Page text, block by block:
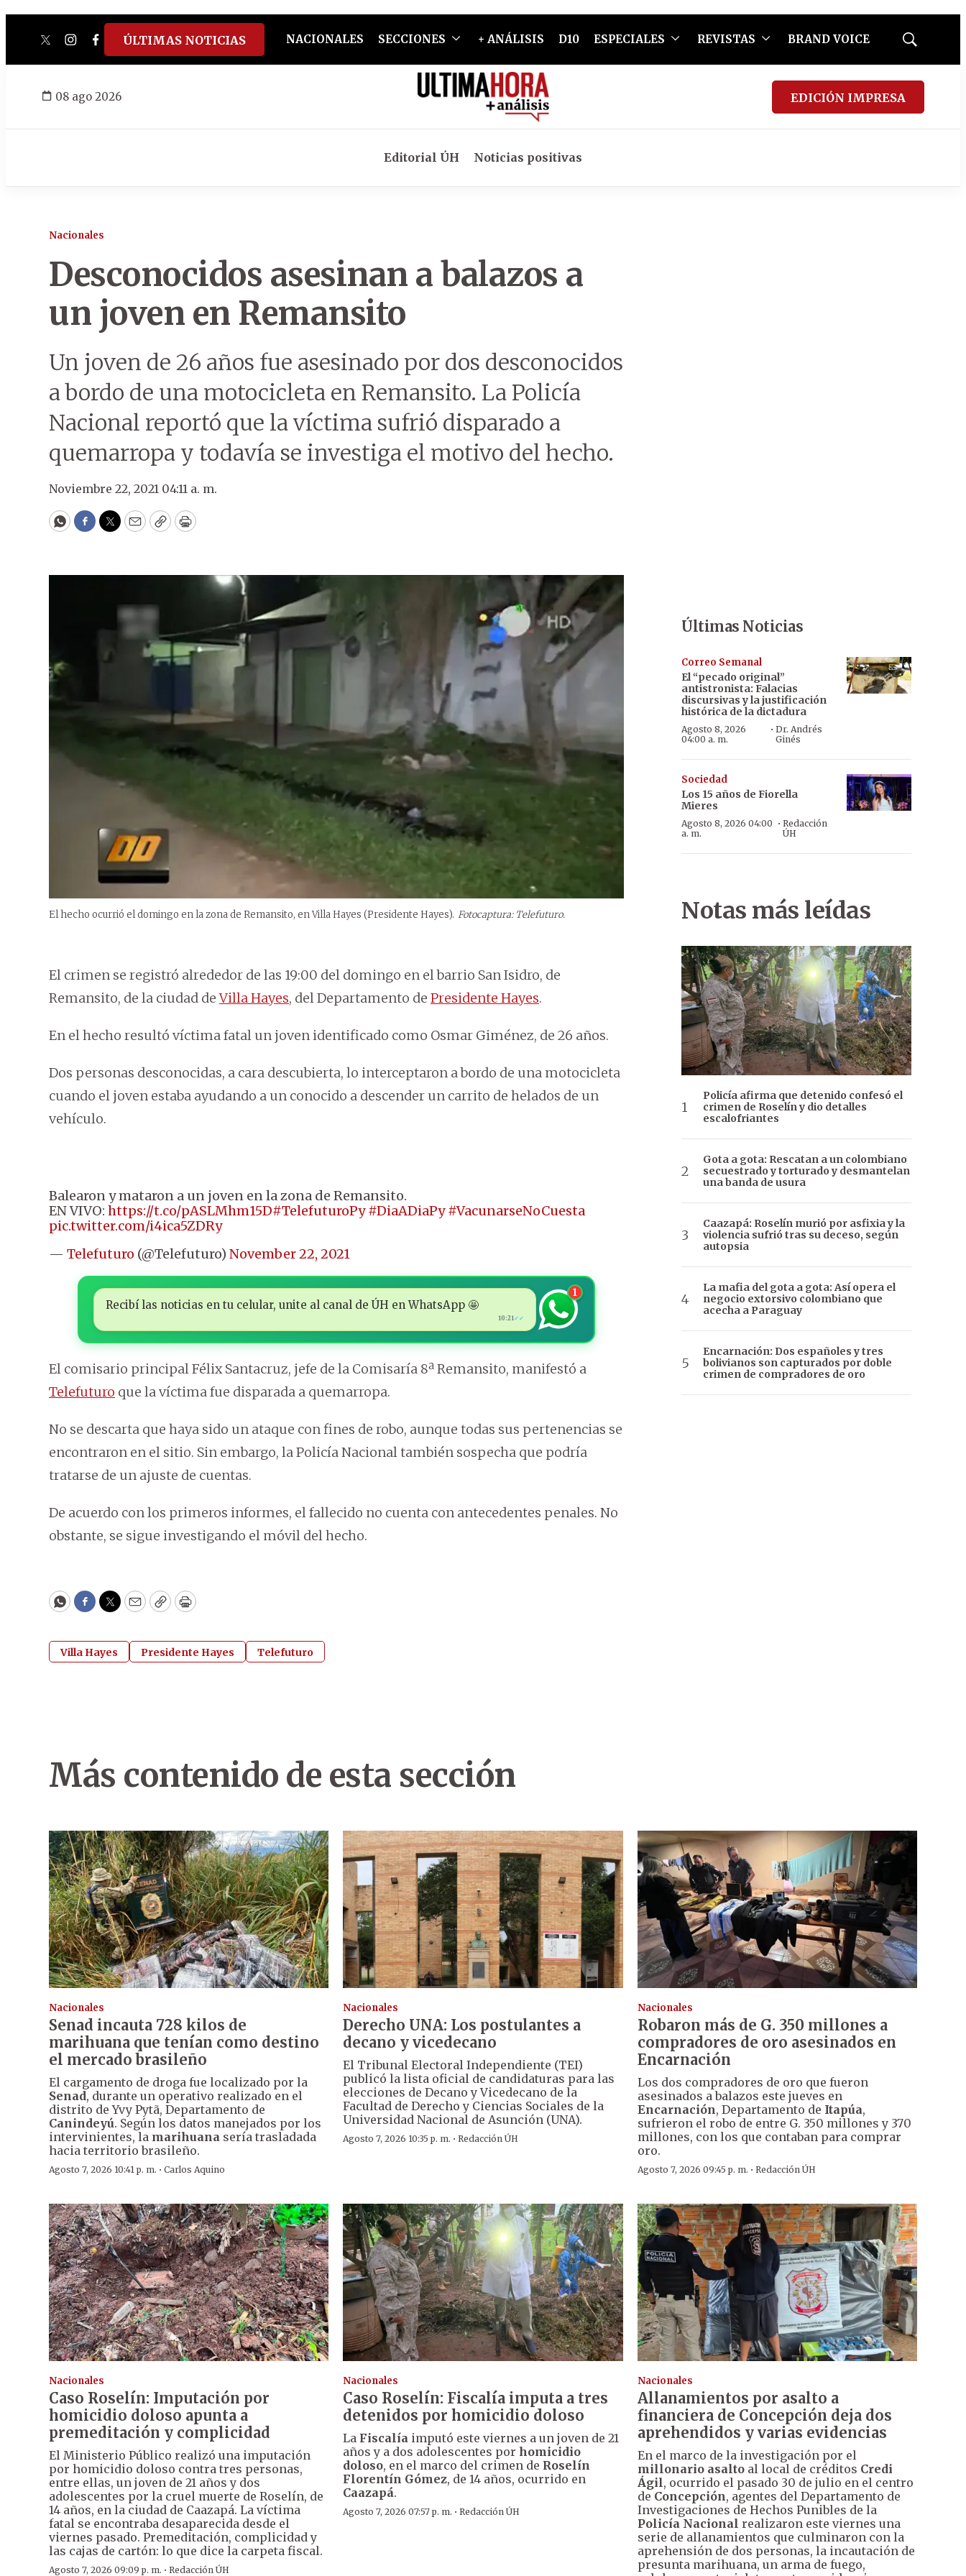
twitterinstagram
facebook
tiktokyoutube
spotify
ÚLTIMAS NOTICIAS NACIONALES SECCIONES + ANÁLISIS D10 ESPECIALES REVISTAS BRAND VOICE
Mostrar
08 ago 2026 EDICIÓN IMPRESA
Editorial ÚH Noticias positivas
Nacionales
Desconocidos asesinan a balazos a
un joven en Remansito
Un joven de 26 años fue asesinado por dos desconocidos
a bordo de una motocicleta en Remansito. La Policía
Nacional reportó que la víctima sufrió disparado a
quemarropa y todavía se investiga el motivo del hecho.
Noviembre 22, 2021 04:11 a. m.
WhatsApp
Facebook
Twitter
EmailCopyPrint
El hecho ocurrió el domingo en la zona de Remansito, en Villa Hayes (Presidente Hayes). Fotocaptura: Telefuturo.
El crimen se registró alrededor de las 19:00 del domingo en el barrio San Isidro, de
Remansito, de la ciudad deVilla Hayes, del Departamento de Presidente Hayes.
En el hecho resultó víctima fatal un joven identificado como Osmar Giménez, de 26 años.
Dos personas desconocidas, a cara descubierta, lo interceptaron a bordo de una motocicleta
cuando el joven estaba ayudando a un conocido a descender un carrito de helados de un
vehículo.
Balearon y mataron a un joven en la zona de Remansito.
EN VIVO: https://t.co/pASLMhm15D#TelefuturoPy #DiaADiaPy #VacunarseNoCuesta
pic.twitter.com/i4ica5ZDRy
— Telefuturo (@Telefuturo) November 22, 2021
Recibí las noticias en tu celular, unite al canal de ÚH en WhatsApp 🤩
10:21✓✓
1
El comisario principal Félix Santacruz, jefe de la Comisaría 8ª Remansito, manifestó a
Telefuturo que la víctima fue disparada a quemarropa.
No se descarta que haya sido un ataque con fines de robo, aunque todas sus pertenencias se
encontraron en el sitio. Sin embargo, la Policía Nacional también sospecha que podría
tratarse de un ajuste de cuentas.
De acuerdo con los primeros informes, el fallecido no cuenta con antecedentes penales. No
obstante, se sigue investigando el móvil del hecho.
WhatsApp
Facebook
Twitter
EmailCopyPrint
Villa Hayes Presidente Hayes Telefuturo
Últimas Noticias
Correo Semanal
El “pecado original”
antistronista: Falacias
discursivas y la justificación
histórica de la dictadura
Agosto 8, 2026
04:00 a. m.
·Dr. Andrés
Ginés
Sociedad
Los 15 años de Fiorella
Mieres
Agosto 8, 2026 04:00
a. m.
· Redacción
ÚH
Notas más leídas
Policía afirma que detenido confesó el
crimen de Roselín y dio detalles
escalofriantes
Gota a gota: Rescatan a un colombiano
secuestrado y torturado y desmantelan
una banda de usura
Caazapá: Roselín murió por asfixia y la
violencia sufrió tras su deceso, según
autopsia
La mafia del gota a gota: Así opera el
negocio extorsivo colombiano que
acecha a Paraguay
Encarnación: Dos españoles y tres
bolivianos son capturados por doble
crimen de compradores de oro
Más contenido de esta sección
Nacionales
Senad incauta 728 kilos de
marihuana que tenían como destino
el mercado brasileño
El cargamento de droga fue localizado por la
Senad, durante un operativo realizado en el
distrito de Yvy Pytã, Departamento de
Canindeyú. Según los datos manejados por los
intervinientes, la marihuana sería trasladada
hacia territorio brasileño.
Agosto 7, 2026 10:41 p. m. · Carlos Aquino
Nacionales
Derecho UNA: Los postulantes a
decano y vicedecano
El Tribunal Electoral Independiente (TEI)
publicó la lista oficial de candidaturas para las
elecciones de Decano y Vicedecano de la
Facultad de Derecho y Ciencias Sociales de la
Universidad Nacional de Asunción (UNA).
Agosto 7, 2026 10:35 p. m. ·Redacción ÚH
Nacionales
Robaron más de G. 350 millones a
compradores de oro asesinados en
Encarnación
Los dos compradores de oro que fueron
asesinados a balazos este jueves en
Encarnación, Departamento de Itapúa,
sufrieron el robo de entre G. 350 millones y 370
millones, con los que contaban para comprar
oro.
Agosto 7, 2026 09:45 p. m. · Redacción ÚH
Nacionales
Caso Roselín: Imputación por
homicidio doloso apunta a
premeditación y complicidad
El Ministerio Público realizó una imputación
por homicidio doloso contra tres personas,
entre ellas, un joven de 21 años y dos
adolescentes por la cruel muerte de Roselín, de
14 años, en la ciudad de Caazapá. La víctima
fatal se encontraba desaparecida desde el
viernes pasado. Premeditación, complicidad y
las cajas de cartón: lo que dice la carpeta fiscal.
Agosto 7, 2026 09:09 p. m. · Redacción ÚH
Nacionales
Caso Roselín: Fiscalía imputa a tres
detenidos por homicidio doloso
La Fiscalía imputó este viernes a un joven de 21
años y a dos adolescentes porhomicidio
doloso, en el marco del crimen de Roselín
Florentín Gómez, de 14 años, ocurrido en
Caazapá.
Agosto 7, 2026 07:57 p. m. ·Redacción ÚH
Nacionales
Allanamientos por asalto a
financiera de Concepción deja dos
aprehendidos y varias evidencias
En el marco de la investigación por el
millonario asaltoal local de créditos Credi
Ágil, ocurrido el pasado 30 de julio en el centro
de Concepción, agentes del Departamento de
Investigaciones de Hechos Punibles de la
Policía Nacional realizaron este viernes una
serie de allanamientos que culminaron con la
aprehensión de dos personas, la incautación de
presunta marihuana, un arma de fuego,